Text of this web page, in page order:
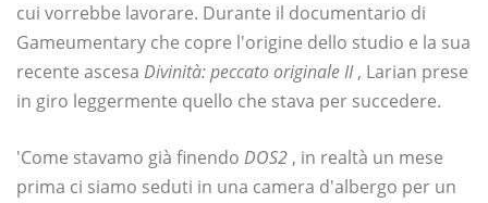
cui vorrebbe lavorare. Durante il documentario di
Gameumentary che copre l'origine dello studio e la sua
recente ascesa Divinità: peccato originale II, Larian prese
in giro leggermente quello che stava per succedere.
'Come stavamo già finendo DOS2 , in realtà un mese
prima ci siamo seduti in una camera d'albergo per un